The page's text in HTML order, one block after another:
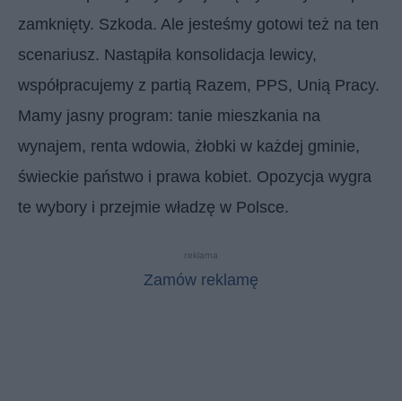
zamknięty. Szkoda. Ale jesteśmy gotowi też na ten
scenariusz. Nastąpiła konsolidacja lewicy,
współpracujemy z partią Razem, PPS, Unią Pracy.
Mamy jasny program: tanie mieszkania na
wynajem, renta wdowia, żłobki w każdej gminie,
świeckie państwo i prawa kobiet. Opozycja wygra
te wybory i przejmie władzę w Polsce.
reklama
Zamów reklamę